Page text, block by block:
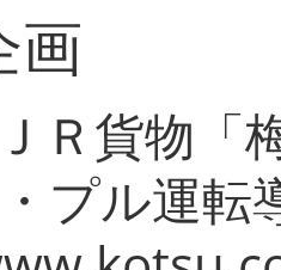
画
Ｒ貨物「
プル運転